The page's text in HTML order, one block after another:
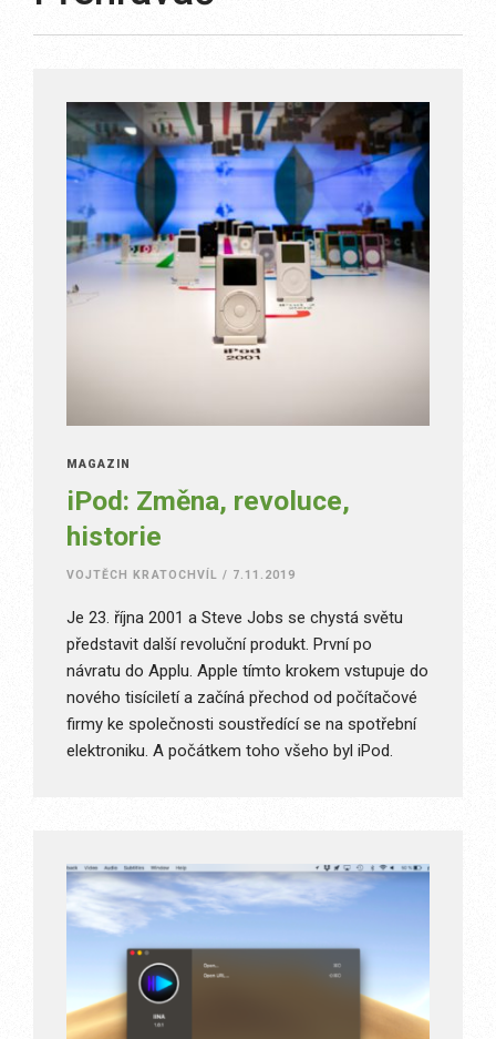
MAGAZÍN
iPod: Změna, revoluce,
historie
VOJTĚCH KRATOCHVÍL / 7.11.2019
Je 23. října 2001 a Steve Jobs se chystá světu
představit další revoluční produkt. První po
návratu do Applu. Apple tímto krokem vstupuje do
nového tisíciletí a začíná přechod od počítačové
firmy ke společnosti soustředící se na spotřební
elektroniku. A počátkem toho všeho byl iPod.